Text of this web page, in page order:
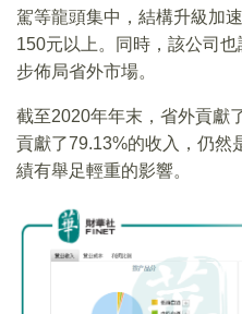
駕等龍頭集中，結構升級加
150元以上。同時，該公司
步佈局省外市場。
截至2020年年末，省外貢獻
貢獻了79.13%的收入，仍然
績有舉足輕重的影響。